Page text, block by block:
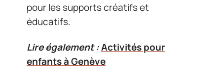
pour les supports créatifs et
éducatifs.
Lire également :Activités pour
enfants à Genève